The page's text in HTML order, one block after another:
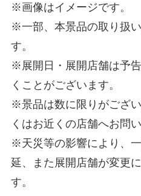
※画像はイメージです。
※一部、本景品の取り扱
す。
※展開日・展開店舗は予
くことがございます。
※景品は数に限りがござ
くはお近くの店舗へお問
※天災等の影響により、
延、また展開店舗が変更
す。